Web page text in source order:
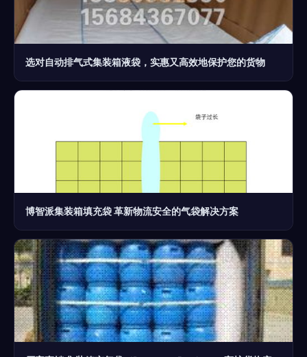
选对自动排气式集装箱液袋，实惠又高效地保护您的货物
博智派集装箱填充袋 革新物流安全的气袋解决方案